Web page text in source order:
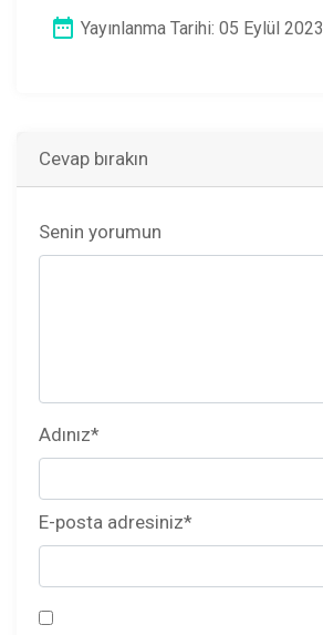
Yayınlanma Tarihi: 05 Eylül 2023
Cevap bırakın
Senin yorumun
Adınız*
E-posta adresiniz*